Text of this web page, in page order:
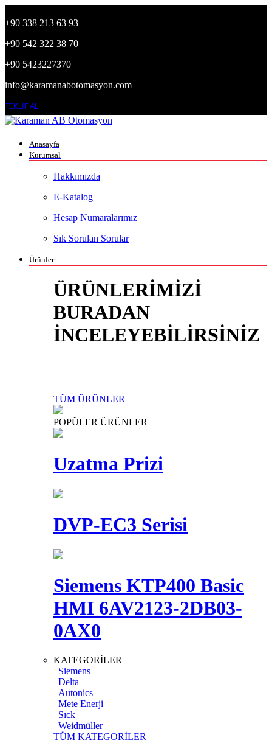
+90 338 213 63 93
+90 542 322 38 70
+90 5423227370
info@karamanabotomasyon.com
TEKLİF AL
Anasayfa
Kurumsal
Hakkımızda
E-Katalog
Hesap Numaralarımız
Sık Sorulan Sorular
Ürünler
ÜRÜNLERİMİZİ
BURADAN
İNCELEYEBİLİRSİNİZ
TÜM ÜRÜNLER
POPÜLER ÜRÜNLER
Uzatma Prizi
DVP-EC3 Serisi
Siemens KTP400 Basic
HMI 6AV2123-2DB03-
0AX0
KATEGORİLER
Siemens
Delta
Autonics
Mete Enerji
Sıck
Weidmüller
TÜM KATEGORİLER